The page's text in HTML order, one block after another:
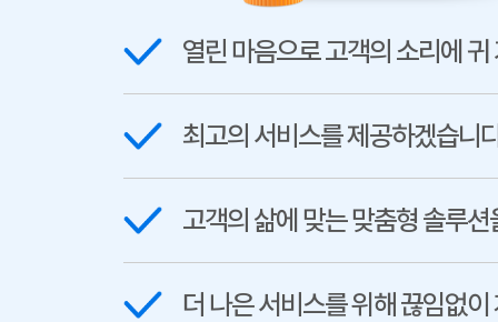
열린 마음으로 고객의 소리에
최고의 서비스를 제공하겠습니
고객의 삶에 맞는 맞춤형 솔루
더 나은 서비스를 위해 끊임없